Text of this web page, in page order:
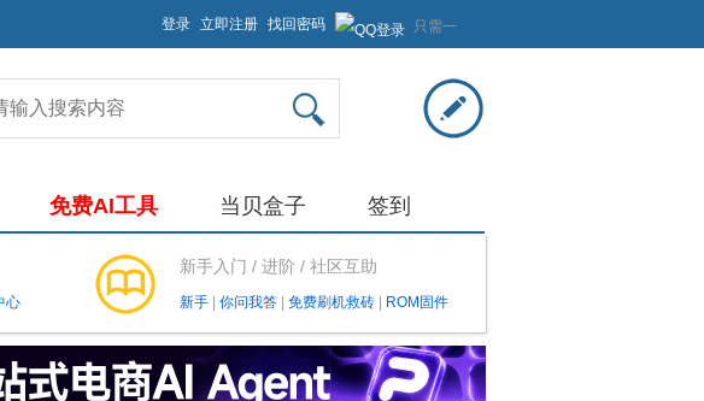
只需一
步，快
速开始
登录 立即注册 找回密码
免费AI工具 当贝盒子 签到
心
新手入门 / 进阶 / 社区互助
新手 你问我答 免费刷机救砖 ROM固件